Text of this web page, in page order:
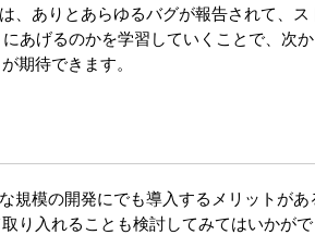
ありとあらゆるバグが報告されて、
あげるのかを学習していくことで、次
期待できます。
模の開発にでも導入するメリットが
り入れることも検討してみてはいかが